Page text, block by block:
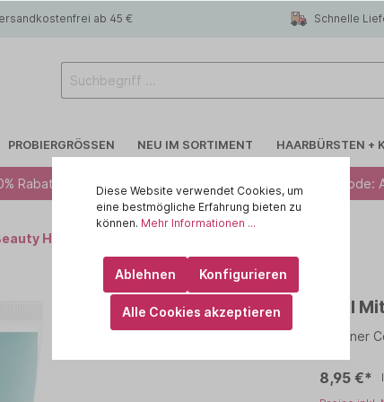
ab 45 € Schnelle
PROBIERGRÖSSEN NEU IM SORTIMENT HAARBÜRSTEN +
CHI
id HAIR
KEMON - Yo Cond
MARULA OIL
Blondiertes Haar
Trockenshampoo
Feines Haar
Rabatt ab 49 € - Code: ALL10 · 12% Rabatt ab 79 € - Code:
Hydrate
Paul
Veganer
8,95 €*
Diese Website verwendet Cookies, um
eine bestmögliche Erfahrung bieten zu
können. Mehr Informationen ...
Ablehnen Konfigurieren
Alle Cookies akzeptieren